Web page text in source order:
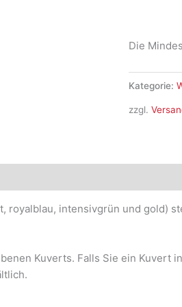
Die
Kategorie:
zzgl.
intensivgrün und gold)
Kuverts. Falls Sie ein Kuvert